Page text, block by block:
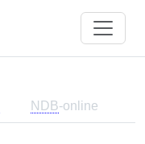
NDB-online